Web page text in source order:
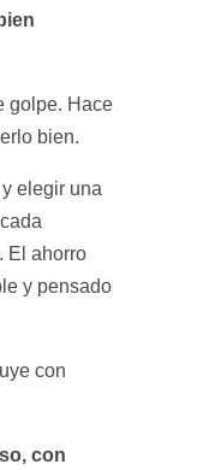
golpe. Hace
bien.
y elegir una
El ahorro
y pensado
con
con